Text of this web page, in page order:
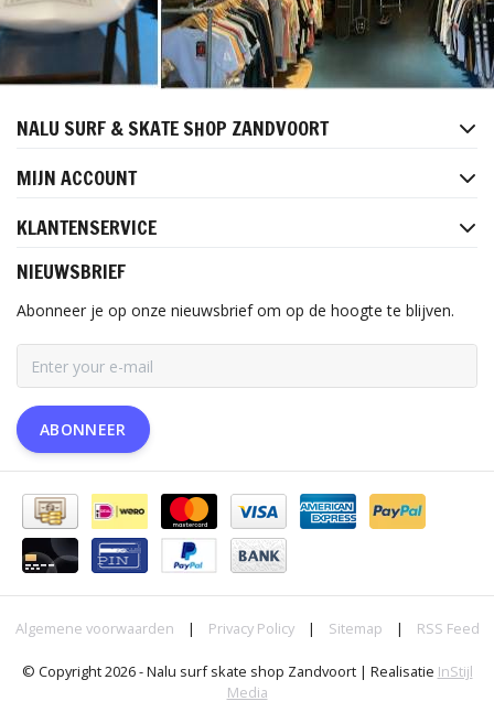
NALU SURF & SKATE SHOP ZANDVOORT
MIJN ACCOUNT
KLANTENSERVICE
NIEUWSBRIEF
Abonneer je op onze nieuwsbrief om op de hoogte te blijven.
ABONNEER
Algemene voorwaarden | Privacy Policy | Sitemap | RSS Feed
© Copyright 2026 - Nalu surf skate shop Zandvoort | Realisatie InStijl
Media